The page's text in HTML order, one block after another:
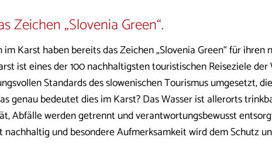
Zeichen „Slovenia Green“.
Karst haben bereits das Zeichen „Slovenia Green“ für ihren
ist eines der 100 nachhaltigsten touristischen Reiseziele der
Standards des slowenischen Tourismus umgesetzt,
genau bedeutet dies im Karst? Das Wasser ist allerorts
Abfälle werden getrennt und verantwortungsbewusst
und besondere Aufmerksamkeit wird dem Schutz